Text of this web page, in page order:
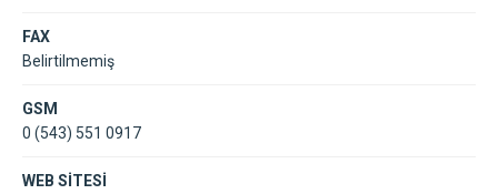
FAX
Belirtilmemiş
GSM
0 (543) 551 0917
WEB SİTESİ